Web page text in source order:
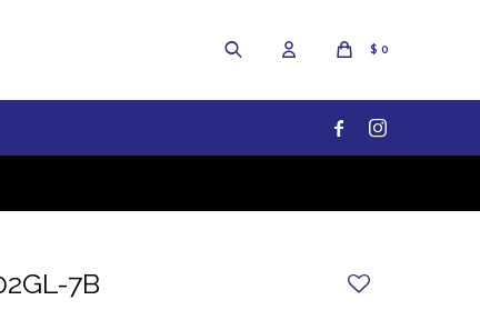
$ 0
 
7B